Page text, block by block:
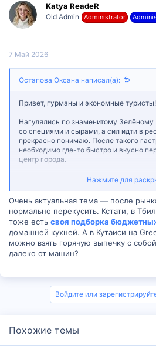
и
и
:
Katya ReadeR
Old Admin Administrator
7 Май 2026
Остапова Оксана написал(а):
Привет, гурманы и экономные туристы!
Нагулялись по знаменитому
со специями и сырами, а сил идти в
прекрасно понимаю. После такого
необходимо где-то быстро и вкусно
центр города.
В каталоге Madloba составили
рядом с Green Bazaar», чтобы
не просто список адресов, а умные
хачапури по-имеретински, в каких
обеды, а куда забежать на чашку кофе
покупками. Список поможет не
забегаловку, а найти местечко с
Вопрос к сообществу:
перекус или спокойный обед?
Есть ли у вас секретное место
хинкали, хачапури или может
Давайте соберём в комментариях
Нажмите для
Очень актуальная тема — после
нормально перекусить. Кстати, в
тоже есть своя подборка
домашней кухней. А в Кутаиси на
можно взять горячую выпечку с
далеко от машин?
Войдите или
Похожие темы